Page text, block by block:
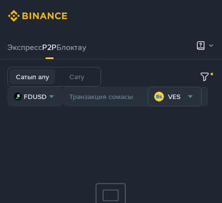
ЭкспрессP2PБлоктау
Сатып алу Сату
FDUSD VES